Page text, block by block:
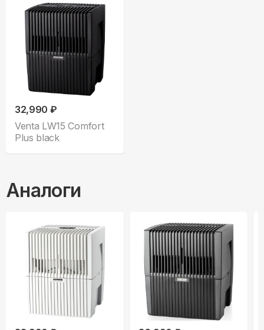
32,990 ₽
Venta LW15 Comfort
Plus black
Аналоги